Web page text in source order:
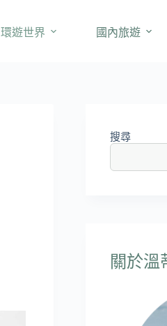
環遊世界 國內旅遊
搜尋
關於溫